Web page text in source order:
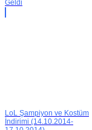
Geldi
LoL Şampiyon ve Kostüm
İndirimi (14.10.2014-